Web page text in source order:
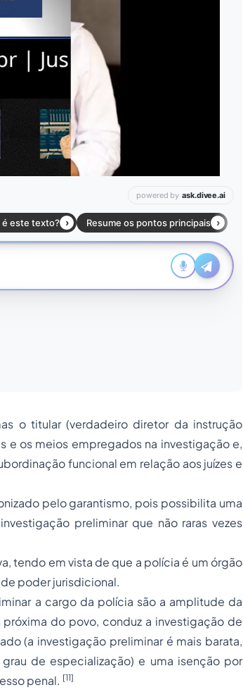
o titular (verdadeiro diretor da instrução
e os meios empregados na investigação e,
funcional em relação aos juízes e
pelo garantismo, pois possibilita uma
preliminar que não raras vezes
tendo em vista de que a polícia é um órgão
poder jurisdicional.
a cargo da polícia são a amplitude da
do povo, conduz a investigação de
(a investigação preliminar é mais barata,
de especialização) e uma isenção por
penal. [11]